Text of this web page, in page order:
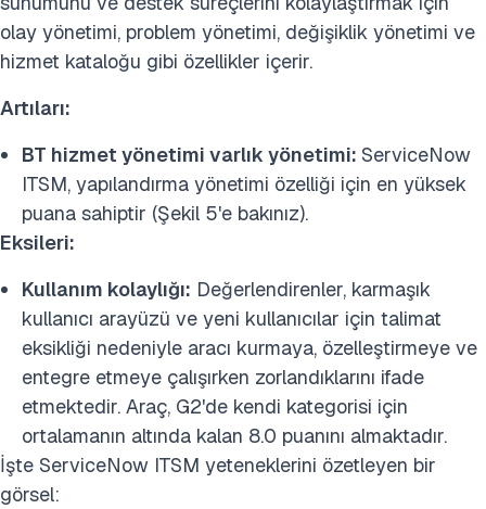
olay yönetimi, problem yönetimi, değişiklik yönetimi ve
hizmet kataloğu gibi özellikler içerir.
Artıları:
BT hizmet yönetimi varlık yönetimi: ServiceNow
ITSM, yapılandırma yönetimi özelliği için en yüksek
puana sahiptir (Şekil 5'e bakınız).
Eksileri:
Kullanım kolaylığı: Değerlendirenler, karmaşık
kullanıcı arayüzü ve yeni kullanıcılar için talimat
eksikliği nedeniyle aracı kurmaya, özelleştirmeye ve
entegre etmeye çalışırken zorlandıklarını ifade
etmektedir. Araç, G2'de kendi kategorisi için
ortalamanın altında kalan 8.0 puanını almaktadır.
İşte ServiceNow ITSM yeteneklerini özetleyen bir
görsel: